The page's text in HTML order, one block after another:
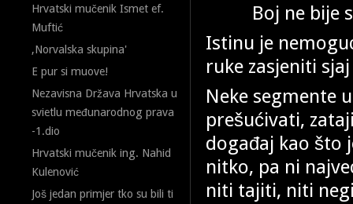
Hrvatski mučenik Ismet ef.
Muftić
,Norvalska skupina'
E pur si muove!
Nezavisna Država Hrvatska u
svietlu međunarodnog prava
-1.dio
Hrvatski mučenik ing. Nahid
Kulenović
Još jedan primjer tko su bili ti
Boj ne bije
Istinu je
ruke zasjeniti
Neke segmente
prešućivati,
događaj kao što
nitko, pa ni
niti tajiti, niti